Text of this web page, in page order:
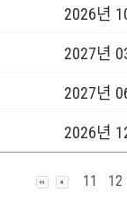
2026년
2027년
2027년
2026년
11 12